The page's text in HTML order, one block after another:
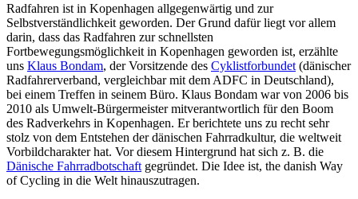
Radfahren ist in Kopenhagen allgegenwärtig und zur
Selbstverständlichkeit geworden. Der Grund dafür liegt vor allem
darin, dass das Radfahren zur schnellsten
Fortbewegungsmöglichkeit in Kopenhagen geworden ist, erzählte
uns Klaus Bondam, der Vorsitzende des Cyklistforbundet (dänischer
Radfahrerverband, vergleichbar mit dem ADFC in Deutschland),
bei einem Treffen in seinem Büro. Klaus Bondam war von 2006 bis
2010 als Umwelt-Bürgermeister mitverantwortlich für den Boom
des Radverkehrs in Kopenhagen. Er berichtete uns zu recht sehr
stolz von dem Entstehen der dänischen Fahrradkultur, die weltweit
Vorbildcharakter hat. Vor diesem Hintergrund hat sich z. B. die
Dänische Fahrradbotschaft gegründet. Die Idee ist, the danish Way
of Cycling in die Welt hinauszutragen.